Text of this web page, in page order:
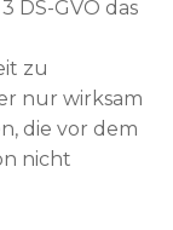
DS-GVO das
zu
nur wirksam
die vor dem
nicht